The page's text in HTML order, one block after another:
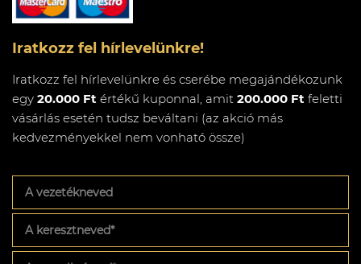
Iratkozz fel hírlevelünkre!
Iratkozz fel hírlevelünkre és cserébe megajándékozunk
egy 20.000 Ft értékű kuponnal, amit 200.000 Ft feletti
vásárlás esetén tudsz beváltani (az akció más
kedvezményekkel nem vonható össze)
vezetékneved
keresztneved*